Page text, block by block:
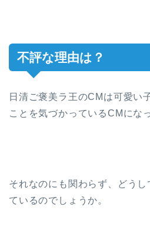
不評な理由は？
日清ご褒美ラ王のCMは可愛い
ことを気づかっているCMにな
それなのにも関わらず、どう
ているのでしょうか。